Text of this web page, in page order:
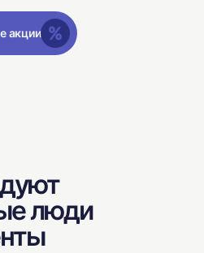
акции
люди